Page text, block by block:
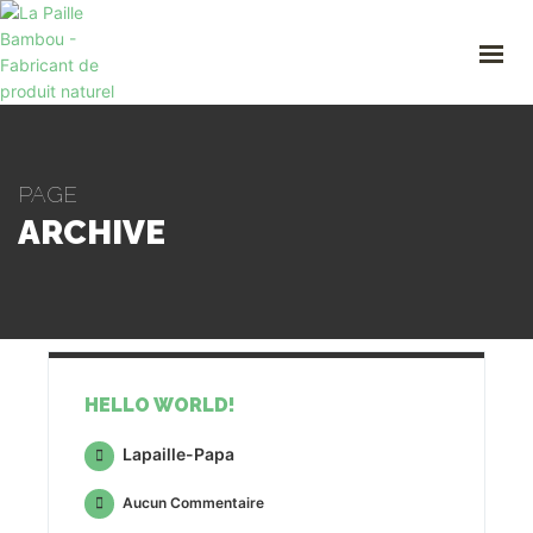
PAGE
ARCHIVE
HELLO WORLD!
Lapaille-Papa
Aucun Commentaire